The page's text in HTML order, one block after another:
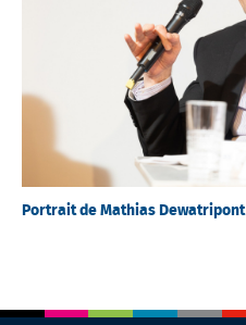
Portrait de Mathias Dewatripont